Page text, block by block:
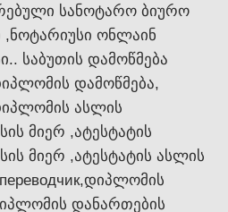
სანოტარო ბიურო
,ნოტარიუსი ონლაინ
საბუთის დამოწმება
დამოწმება,
ასლის
მიერ ,ატესტატის
მიერ ,ატესტატის ასლის
დანართების